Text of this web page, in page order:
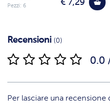
€ 7,29
Pezzi: 6
Recensioni (0)
0.0
Per lasciare una recensione